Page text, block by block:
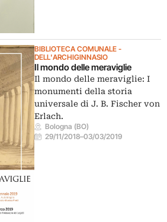
BIBLIOTECA COMUNALE -
DELL'ARCHIGINNASIO
Il mondo delle meraviglie
Il mondo delle meraviglie: I
monumenti della storia
universale di J. B. Fischer von
Erlach.
Bologna (BO)
29/11/2018–03/03/2019